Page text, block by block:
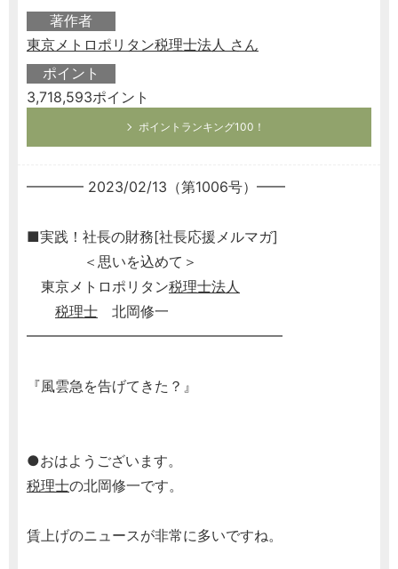
著作者
東京メトロポリタン税理士法人 さん
ポイント
3,718,593ポイント
ポイントランキング100！
━━━━ 2023/02/13（第1006号）━━
■実践！社長の財務[社長応援メルマガ]
＜思いを込めて＞
東京メトロポリタン税理士法人
税理士 北岡修一
━━━━━━━━━━━━━━━━━━
『風雲急を告げてきた？』
●おはようございます。
税理士の北岡修一です。
賃上げのニュースが非常に多いですね。